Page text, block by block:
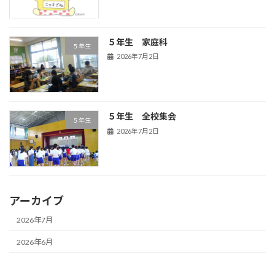
５年生 ５年生 家庭科
2026年7月2日
５年生 ５年生 全校集会
2026年7月2日
アーカイブ
2026年7月
2026年6月